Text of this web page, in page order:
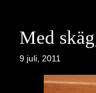
Med
9 juli, 2011